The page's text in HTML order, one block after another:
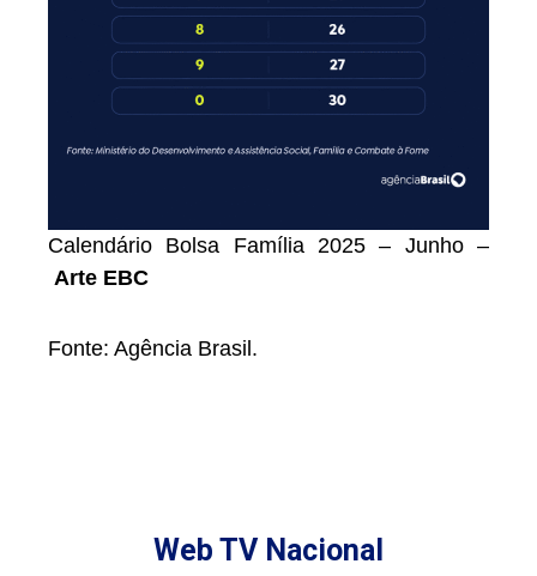
Calendário Bolsa Família 2025 – Junho –
Arte EBC
Fonte: Agência Brasil.
Web TV Nacional